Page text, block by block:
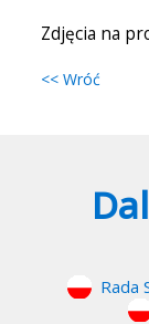
Zdjęcia na
<< Wróć
Rada